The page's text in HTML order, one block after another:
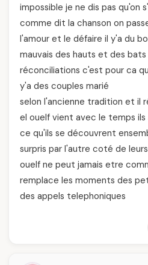
impossible je ne dis pas qu'on
comme dit la chanson on
l'amour et le défaire il y'a du
mauvais des hauts et des
réconciliations c'est pour ca
y'a des couples marié
selon l'ancienne tradition et il
el ouelf vient avec le temps
ce qu'ils se découvrent
surpris par l'autre coté de
ouelf ne peut jamais etre
remplace les moments des
des appels telephoniques